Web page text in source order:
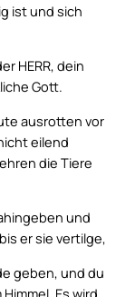
ist und sich
HERR, dein
Gott.
ausrotten vor
eilend
die Tiere
und
er sie vertilge,
geben, und du
Es wird